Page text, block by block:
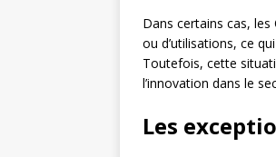
Dans certains cas,
ou d’utilisations, ce
Toutefois, cette
l’innovation dans le
Les